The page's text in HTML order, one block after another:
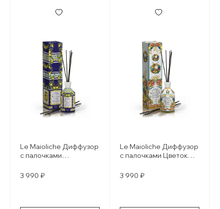
Le Maioliche Диффузор
с палочками
Sicilian lemon
3 990 ₽
Le Maioliche Диффузор
с палочками Цветок
апельсина / Sicilian
3 990 ₽